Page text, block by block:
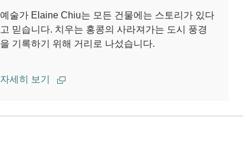
예술가 Elaine Chiu는 모든 건물에는 스토리가 있다
고 믿습니다. 치우는 홍콩의 사라져가는 도시 풍경
을 기록하기 위해 거리로 나섰습니다.
자세히 보기